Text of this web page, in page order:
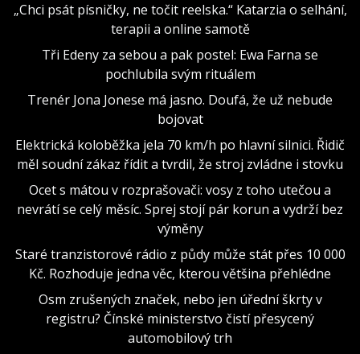
„Chci psát písničky, ne točit reelska.“ Katarzia o selhání,
terapii a online samotě
Tři Edeny za sebou a pak postel: Ewa Farna se
pochlubila svým rituálem
Trenér Jona Jonese má jasno. Doufá, že už nebude
bojovat
Elektrická koloběžka jela 70 km/h po hlavní silnici. Řidič
měl soudní zákaz řídit a tvrdil, že stroj zvládne i stovku
Ocet s mátou v rozprašovači: vosy z toho utečou a
nevrátí se celý měsíc. Sprej stojí pár korun a vydrží bez
výměny
Staré tranzistorové rádio z půdy může stát přes 10 000
Kč. Rozhoduje jedna věc, kterou většina přehlédne
Osm zrušených značek, nebo jen úřední škrty v
registru? Čínské ministerstvo čistí přesycený
automobilový trh